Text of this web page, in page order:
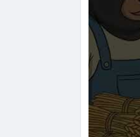
🎥 Xem video
Nguồn: Cú